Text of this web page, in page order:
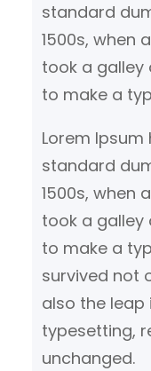
standard
1500s, when
took a
to make a
Lorem
standard
1500s, when
took a
to make a
survived not
also the
typesetting,
unchanged.